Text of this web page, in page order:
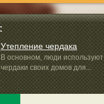
Утепление чердака
В основном, люди используют
чердаки своих домов для...